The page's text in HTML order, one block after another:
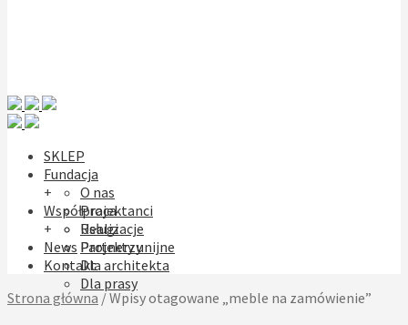
SKLEP
Fundacja
O nas
Projektanci
Realizacje
Projekty unijne
+
Współpraca
Usługi
Partnerzy
Dla architekta
Dla prasy
+
News
Kontakt
Strona główna /Wpisy otagowane „meble na zamówienie”